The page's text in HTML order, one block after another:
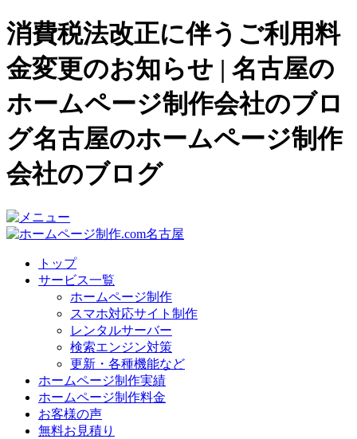
消費税法改正に伴うご利用料
金変更のお知らせ | 名古屋の
ホームページ制作会社のブロ
グ名古屋のホームページ制作
会社のブログ
トップ
サービス一覧
ホームページ制作
スマホ対応サイト制作
レンタルサーバー
検索エンジン対策
更新・各種機能など
ホームページ制作実績
ホームページ制作料金
お客様の声
無料お見積り